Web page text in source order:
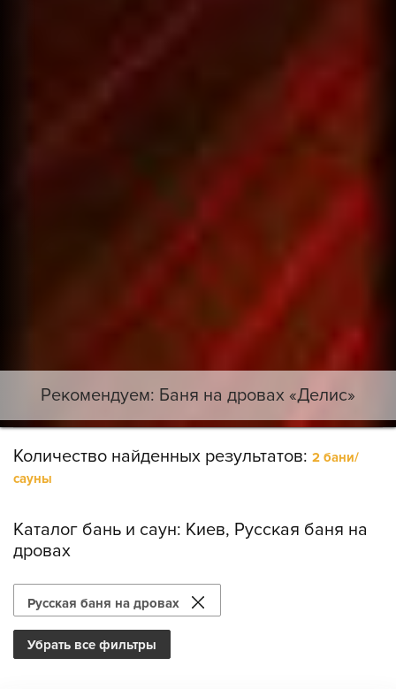
Рекомендуем: Баня на дровах «Делис»
Количество найденных результатов: 2 бани/
сауны
Каталог бань и саун: Киев, Русская баня на
дровах
Русская баня на дровах
Убрать все фильтры